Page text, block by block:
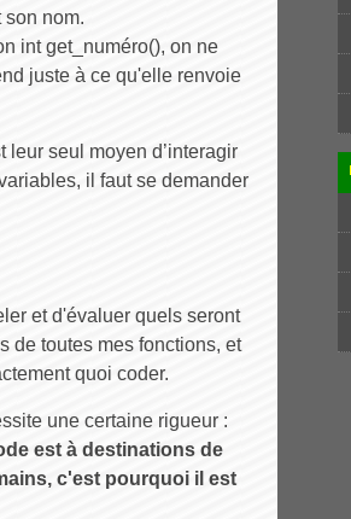
nom.
int get_numéro(), on ne
juste à ce qu'elle renvoie
leur seul moyen d’interagir
il faut se demander
et d'évaluer quels seront
de toutes mes fonctions, et
quoi coder.
une certaine rigueur :
est à destinations de
c'est pourquoi il est